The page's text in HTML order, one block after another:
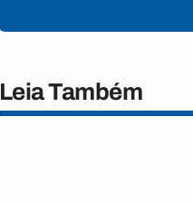
Leia Também